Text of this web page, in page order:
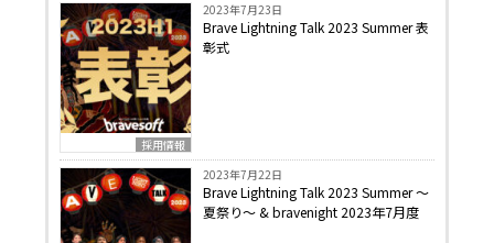
採用情報
2023年7月23日
Brave Lightning Talk 2023 Summer 表
彰式
2023年7月22日
Brave Lightning Talk 2023 Summer 〜
夏祭り〜 & bravenight 2023年7月度